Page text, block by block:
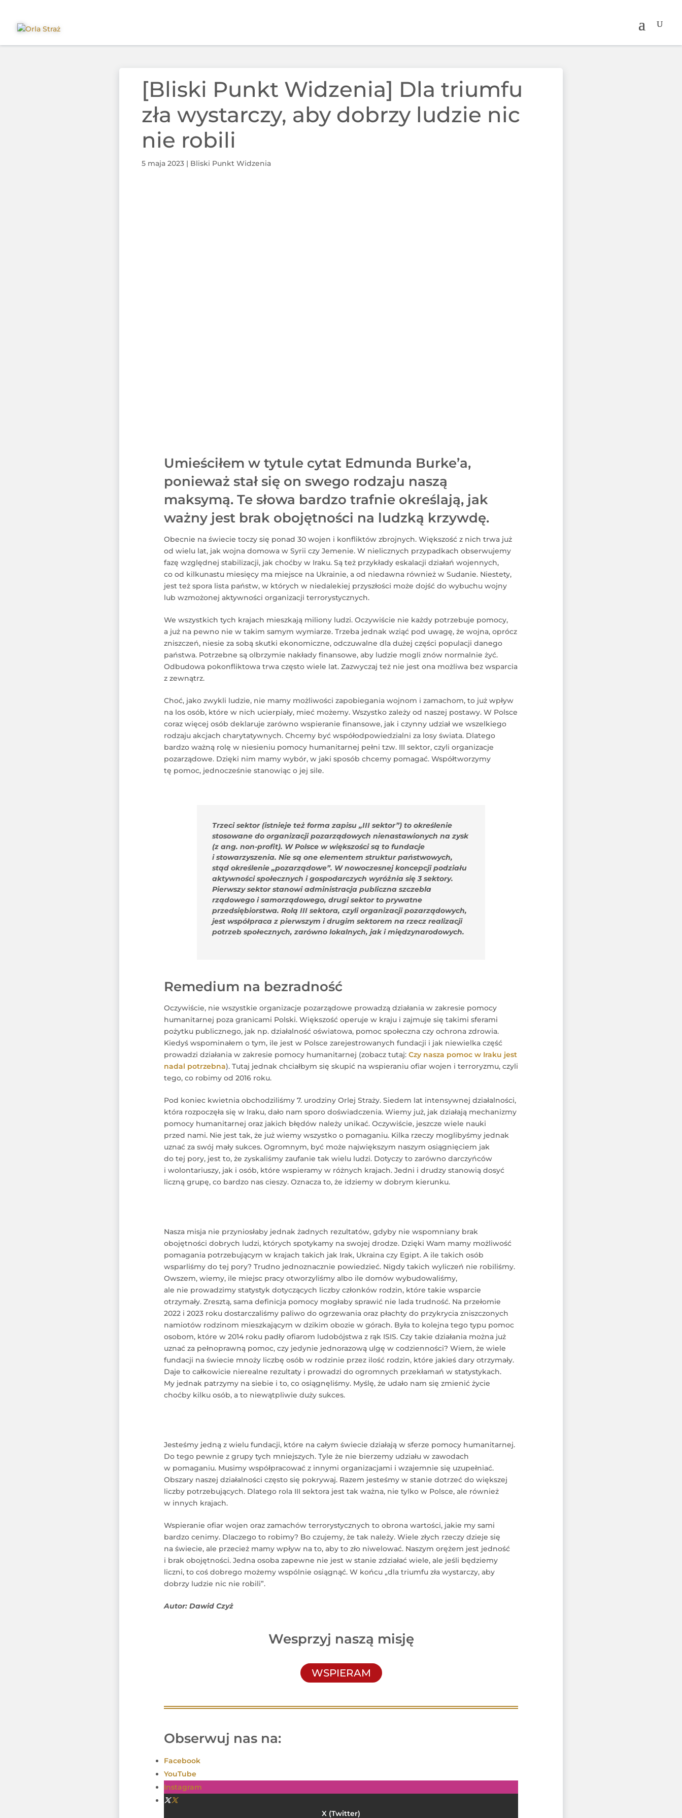
[Bliski Punkt Widzenia] Dla triumfu
zła wystarczy, aby dobrzy ludzie nic
nie robili
5 maja 2023| Bliski Punkt Widzenia
Umieściłem w tytule cytat Edmunda Burke’a,
ponieważ stał się on swego rodzaju naszą
maksymą. Te słowa bardzo trafnie określają, jak
ważny jest brak obojętności na ludzką krzywdę.
Obecnie na świecie toczy się ponad 30 wojen i konfliktów zbrojnych. Większość z nich trwa już
od wielu lat, jak wojna domowa w Syrii czy Jemenie. W nielicznych przypadkach obserwujemy
fazę względnej stabilizacji, jak choćby w Iraku. Są też przykłady eskalacji działań wojennych,
co od kilkunastu miesięcy ma miejsce na Ukrainie, a od niedawna również w Sudanie. Niestety,
jest też spora lista państw, w których w niedalekiej przyszłości może dojść do wybuchu wojny
lub wzmożonej aktywności organizacji terrorystycznych.
We wszystkich tych krajach mieszkają miliony ludzi. Oczywiście nie każdy potrzebuje pomocy,
a już na pewno nie w takim samym wymiarze. Trzeba jednak wziąć pod uwagę, że wojna, oprócz
zniszczeń, niesie za sobą skutki ekonomiczne, odczuwalne dla dużej części populacji danego
państwa. Potrzebne są olbrzymie nakłady finansowe, aby ludzie mogli znów normalnie żyć.
Odbudowa pokonfliktowa trwa często wiele lat. Zazwyczaj też nie jest ona możliwa bez wsparcia
z zewnątrz.
Choć, jako zwykli ludzie, nie mamy możliwości zapobiegania wojnom i zamachom, to już wpływ
na los osób, które w nich ucierpiały, mieć możemy. Wszystko zależy od naszej postawy. W Polsce
coraz więcej osób deklaruje zarówno wspieranie finansowe, jak i czynny udział we wszelkiego
rodzaju akcjach charytatywnych. Chcemy być współodpowiedzialni za losy świata. Dlatego
bardzo ważną rolę w niesieniu pomocy humanitarnej pełni tzw. III sektor, czyli organizacje
pozarządowe. Dzięki nim mamy wybór, w jaki sposób chcemy pomagać. Współtworzymy
tę pomoc, jednocześnie stanowiąc o jej sile.
Trzeci sektor (istnieje też forma zapisu „III sektor”) to określenie
stosowane do organizacji pozarządowych nienastawionych na zysk
(z ang. non-profit). W Polsce w większości są to fundacje
i stowarzyszenia. Nie są one elementem struktur państwowych,
stąd określenie „pozarządowe”. W nowoczesnej koncepcji podziału
aktywności społecznych i gospodarczych wyróżnia się 3 sektory.
Pierwszy sektor stanowi administracja publiczna szczebla
rządowego i samorządowego, drugi sektor to prywatne
przedsiębiorstwa. Rolą III sektora, czyli organizacji pozarządowych,
jest współpraca z pierwszym i drugim sektorem na rzecz realizacji
potrzeb społecznych, zarówno lokalnych, jak i międzynarodowych.
Remedium na bezradność
Oczywiście, nie wszystkie organizacje pozarządowe prowadzą działania w zakresie pomocy
humanitarnej poza granicami Polski. Większość operuje w kraju i zajmuje się takimi sferami
pożytku publicznego, jak np. działalność oświatowa, pomoc społeczna czy ochrona zdrowia.
Kiedyś wspominałem o tym, ile jest w Polsce zarejestrowanych fundacji i jak niewielka część
prowadzi działania w zakresie pomocy humanitarnej (zobacz tutaj: Czy nasza pomoc w Iraku jest
nadal potrzebna). Tutaj jednak chciałbym się skupić na wspieraniu ofiar wojen i terroryzmu, czyli
tego, co robimy od 2016 roku.
Pod koniec kwietnia obchodziliśmy 7. urodziny Orlej Straży. Siedem lat intensywnej działalności,
która rozpoczęła się w Iraku, dało nam sporo doświadczenia. Wiemy już, jak działają mechanizmy
pomocy humanitarnej oraz jakich błędów należy unikać. Oczywiście, jeszcze wiele nauki
przed nami. Nie jest tak, że już wiemy wszystko o pomaganiu. Kilka rzeczy moglibyśmy jednak
uznać za swój mały sukces. Ogromnym, być może największym naszym osiągnięciem jak
do tej pory, jest to, że zyskaliśmy zaufanie tak wielu ludzi. Dotyczy to zarówno darczyńców
i wolontariuszy, jak i osób, które wspieramy w różnych krajach. Jedni i drudzy stanowią dosyć
liczną grupę, co bardzo nas cieszy. Oznacza to, że idziemy w dobrym kierunku.
Nasza misja nie przyniosłaby jednak żadnych rezultatów, gdyby nie wspomniany brak
obojętności dobrych ludzi, których spotykamy na swojej drodze. Dzięki Wam mamy możliwość
pomagania potrzebującym w krajach takich jak Irak, Ukraina czy Egipt. A ile takich osób
wsparliśmy do tej pory? Trudno jednoznacznie powiedzieć. Nigdy takich wyliczeń nie robiliśmy.
Owszem, wiemy, ile miejsc pracy otworzyliśmy albo ile domów wybudowaliśmy,
ale nie prowadzimy statystyk dotyczących liczby członków rodzin, które takie wsparcie
otrzymały. Zresztą, sama definicja pomocy mogłaby sprawić nie lada trudność. Na przełomie
2022 i 2023 roku dostarczaliśmy paliwo do ogrzewania oraz płachty do przykrycia zniszczonych
namiotów rodzinom mieszkającym w dzikim obozie w górach. Była to kolejna tego typu pomoc
osobom, które w 2014 roku padły ofiarom ludobójstwa z rąk ISIS. Czy takie działania można już
uznać za pełnoprawną pomoc, czy jedynie jednorazową ulgę w codzienności? Wiem, że wiele
fundacji na świecie mnoży liczbę osób w rodzinie przez ilość rodzin, które jakieś dary otrzymały.
Daje to całkowicie nierealne rezultaty i prowadzi do ogromnych przekłamań w statystykach.
My jednak patrzymy na siebie i to, co osiągnęliśmy. Myślę, że udało nam się zmienić życie
choćby kilku osób, a to niewątpliwie duży sukces.
Jesteśmy jedną z wielu fundacji, które na całym świecie działają w sferze pomocy humanitarnej.
Do tego pewnie z grupy tych mniejszych. Tyle że nie bierzemy udziału w zawodach
w pomaganiu. Musimy współpracować z innymi organizacjami i wzajemnie się uzupełniać.
Obszary naszej działalności często się pokrywaj. Razem jesteśmy w stanie dotrzeć do większej
liczby potrzebujących. Dlatego rola III sektora jest tak ważna, nie tylko w Polsce, ale również
w innych krajach.
Wspieranie ofiar wojen oraz zamachów terrorystycznych to obrona wartości, jakie my sami
bardzo cenimy. Dlaczego to robimy? Bo czujemy, że tak należy. Wiele złych rzeczy dzieje się
na świecie, ale przecież mamy wpływ na to, aby to zło niwelować. Naszym orężem jest jedność
i brak obojętności. Jedna osoba zapewne nie jest w stanie zdziałać wiele, ale jeśli będziemy
liczni, to coś dobrego możemy wspólnie osiągnąć. W końcu „dla triumfu zła wystarczy, aby
dobrzy ludzie nic nie robili”.
Autor: Dawid Czyż
Wesprzyj naszą misję
WSPIERAM
Obserwuj nas na:
Facebook
YouTube
Instagram
Twitter